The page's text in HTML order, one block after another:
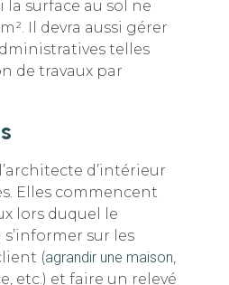
la surface au sol ne
Il devra aussi gérer
telles
de travaux par
d’intérieur
Elles commencent
lors duquel le
sur les
(agrandir une maison
etc.) et faire un relevé